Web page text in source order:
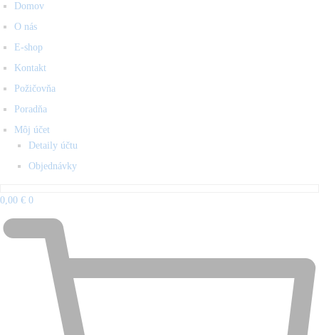
Domov
O nás
E-shop
Kontakt
Požičovňa
Poradňa
Môj účet
Detaily účtu
Objednávky
0,00 € 0